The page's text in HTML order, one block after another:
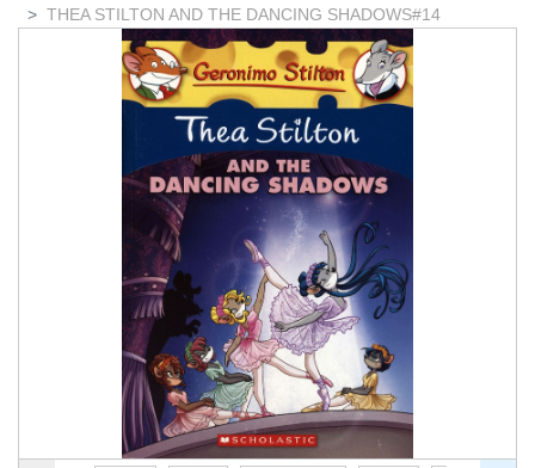
THEA STILTON AND THE DANCING SHADOWS#14